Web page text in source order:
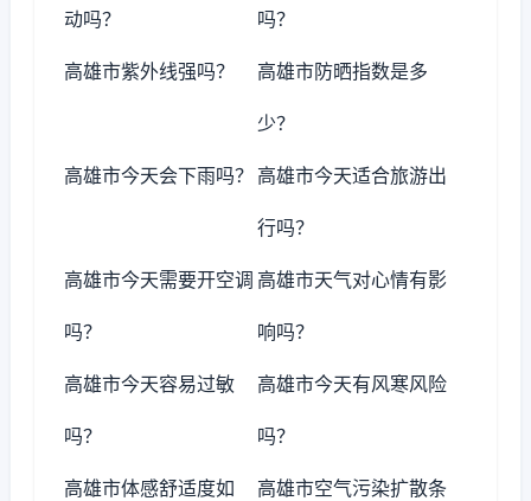
动吗？ 吗？
高雄市紫外线强吗？ 高雄市防晒指数是多
少？
高雄市今天会下雨吗？ 高雄市今天适合旅游出
行吗？
高雄市今天需要开空调
吗？
高雄市天气对心情有影
响吗？
高雄市今天容易过敏
吗？
高雄市今天有风寒风险
吗？
高雄市体感舒适度如 高雄市空气污染扩散条